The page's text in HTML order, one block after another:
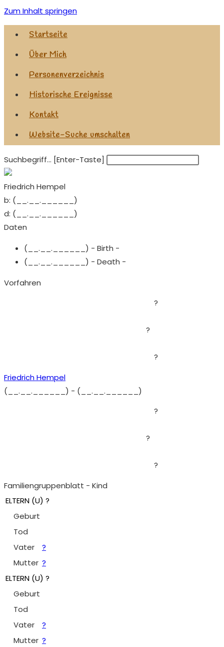
Zum Inhalt springen
Startseite
Über Mich
Personenverzeichnis
Historische Ereignisse
Kontakt
Website-Suche umschalten
Suchbegriff... [Enter-Taste]
Friedrich Hempel
b: (__.__.______)
d: (__.__.______)
Daten
(__.__.______) - Birth -
(__.__.______) - Death -
Vorfahren
?
?
?
Friedrich Hempel
(__.__.______) - (__.__.______)
?
?
?
Familiengruppenblatt - Kind
ELTERN (U) ?
Geburt
Tod
Vater
?
Mutter ?
ELTERN (U) ?
Geburt
Tod
Vater
?
Mutter ?